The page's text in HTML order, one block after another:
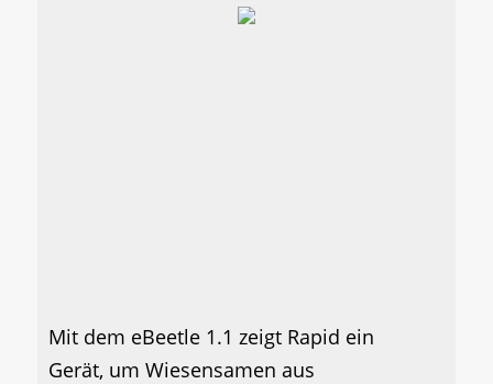
Mit dem eBeetle 1.1 zeigt Rapid ein
Gerät, um Wiesensamen aus